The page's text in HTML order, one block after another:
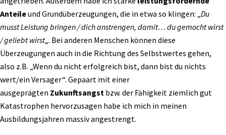
Anteileund Grundüberzeugungen, die in etwa so klingen: „ Du
musst Leistung bringen / dich anstrengen, damit… du gemochtwirst
/ geliebt wirst„. Bei anderen Menschen können diese
Überzeugungen auch in die Richtung des Selbstwertes gehen,
also z.B. „Wenn du nicht erfolgreich bist, dann bist du nichts
wert/ein Versager“. Gepaart mit einer
ausgeprägten Zukunftsangst bzw. der Fähigkeit ziemlich gut
Katastrophen hervorzusagen habe ich mich in meinen
Ausbildungsjahren massiv angestrengt.